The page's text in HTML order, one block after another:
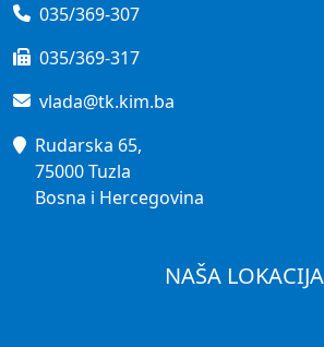
035/369-307
035/369-317
vlada@tk.kim.ba
Rudarska 65,
75000 Tuzla
Bosna i Hercegovina
NAŠA LOKACIJA